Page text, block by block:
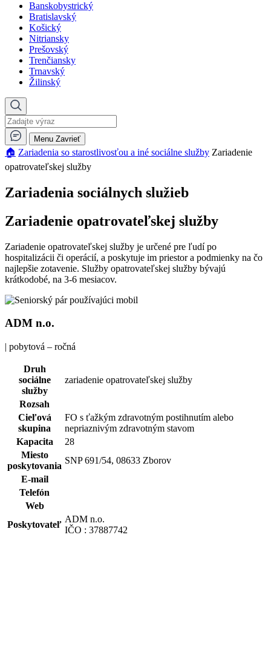
Banskobystrický
Bratislavský
Košický
Nitriansky
Prešovský
Trenčiansky
Trnavský
Žilinský
Menu Zavrieť
🏠︎ Zariadenia so starostlivosťou a iné sociálne služby Zariadenie
opatrovateľskej služby
Zariadenia sociálnych služieb
Zariadenie opatrovateľskej služby
Zariadenie opatrovateľskej služby je určené pre ľudí po
hospitalizácii či operácií, a poskytuje im priestor a podmienky na čo
najlepšie zotavenie. Služby opatrovateľskej služby bývajú
krátkodobé, na 3-6 mesiacov.
ADM n.o.
| pobytová – ročná
Druh
sociálne
služby
zariadenie opatrovateľskej služby
Rozsah
Cieľová
skupina
FO s ťažkým zdravotným postihnutím alebo
nepriaznivým zdravotným stavom
Kapacita
28
Miesto
poskytovania
SNP 691/54, 08633 Zborov
E-mail
Telefón
Web
Poskytovateľ
ADM n.o.
IČO : 37887742